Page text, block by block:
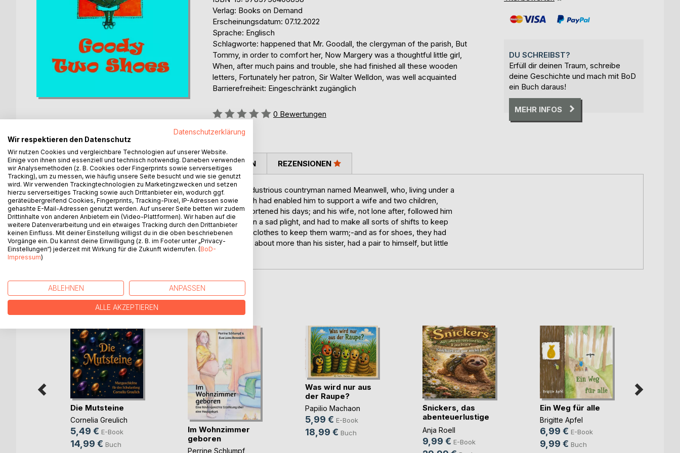
Verlag: Books on Demand
Erscheinungsdatum: 07.12.2022
Sprache: Englisch
Schlagworte: happened that Mr. Goodall, the clergyman of the parish, But
Tommy, in order to comfort her, Now Margery was a thoughtful little girl,
When, after much pains and trouble, she had finished all these wooden
letters, Fortunately her patron, Sir Walter Welldon, was well acquainted
Barrierefreiheit: Eingeschränkt zugänglich
Bewertung::
0 Bewertungen
DU SCHREIBST?
Erfüll dir deinen Traum, schreibe
deine Geschichte und mach mit BoD
ein Buch daraus!
MEHR INFOS
BESCHREIBUNG
IN the reign of good Queen Bess, there was an honest, industrious countryman named Meanwell, who, living under a
hard landlord, was cruelly turned out of his little farm, which had enabled him to support a wife and two children,
called Tommy and Margery. Care and misfortune soon shortened his days; and his wife, not lone after, followed him
to the crave. At her death the two poor children were left in a sad plight, and had to make all sorts of shifts to keep
themselves from starving. They were also without proper clothes to keep them warm;-and as for shoes, they had
not even two pairs between them; Tommy, who had to go about more than his sister, had a pair to himself, but little
Margery for a long time wore but one shoe. ...
AUTOR/IN PRESSESTIMMEN REZENSIONEN
WEITERE TITEL BEIBoD
Die Mutsteine
Cornelia Greulich
5,49 € E-Book
14,99 € Buch
Im Wohnzimmer
geboren
Perrine Schlumpf
Was wird nur aus
der Raupe?
Papilio Machaon
5,99 € E-Book
18,99 € Buch
Snickers, das
abenteuerlustige
Faultier
Anja Roell
9,99 € E-Book
Ein Weg für alle
Brigitte Apfel
6,99 € E-Book
9,99 € Buch
Datenschutzerklärung
Wir respektieren den Datenschutz
Wir nutzen Cookies und vergleichbare Technologien auf unserer Website.
Einige von ihnen sind essenziell und technisch notwendig. Daneben verwenden
wir Analysemethoden (z. B. Cookies oder Fingerprints sowie serverseitiges
Tracking), um zu messen, wie häufig unsere Seite besucht und wie sie genutzt
wird. Wir verwenden Trackingtechnologien zu Marketingzwecken und setzen
hierzu serverseitiges Tracking sowie auch Drittanbieter ein, wodurch ggf.
geräteübergreifend Cookies, Fingerprints, Tracking-Pixel, IP-Adressen sowie
gehashte E-Mail-Adressen genutzt werden. Auf unserer Seite betten wir zudem
Drittinhalte von anderen Anbietern ein (Video-Plattformen). Wir haben auf die
weitere Datenverarbeitung und ein etwaiges Tracking durch den Drittanbieter
keinen Einfluss. Mit deiner Einstellung willigst du in die oben beschriebenen
Vorgänge ein. Du kannst deine Einwilligung (z. B. im Footer unter „Privacy-
Einstellungen“) jederzeit mit Wirkung für die Zukunft widerrufen. (BoD-
Impressum)
ABLEHNEN ANPASSEN
ALLE AKZEPTIEREN